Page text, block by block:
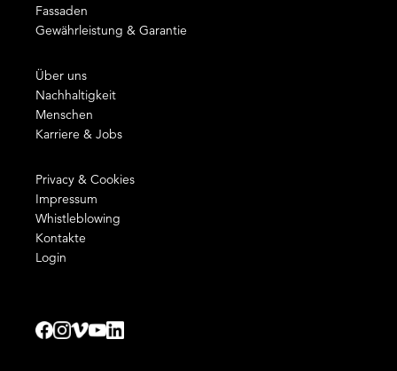
Fassaden
Gewährleistung & Garantie
Über uns
Nachhaltigkeit
Menschen
Karriere & Jobs
Privacy & Cookies
Impressum
Whistleblowing
Kontakte
Login